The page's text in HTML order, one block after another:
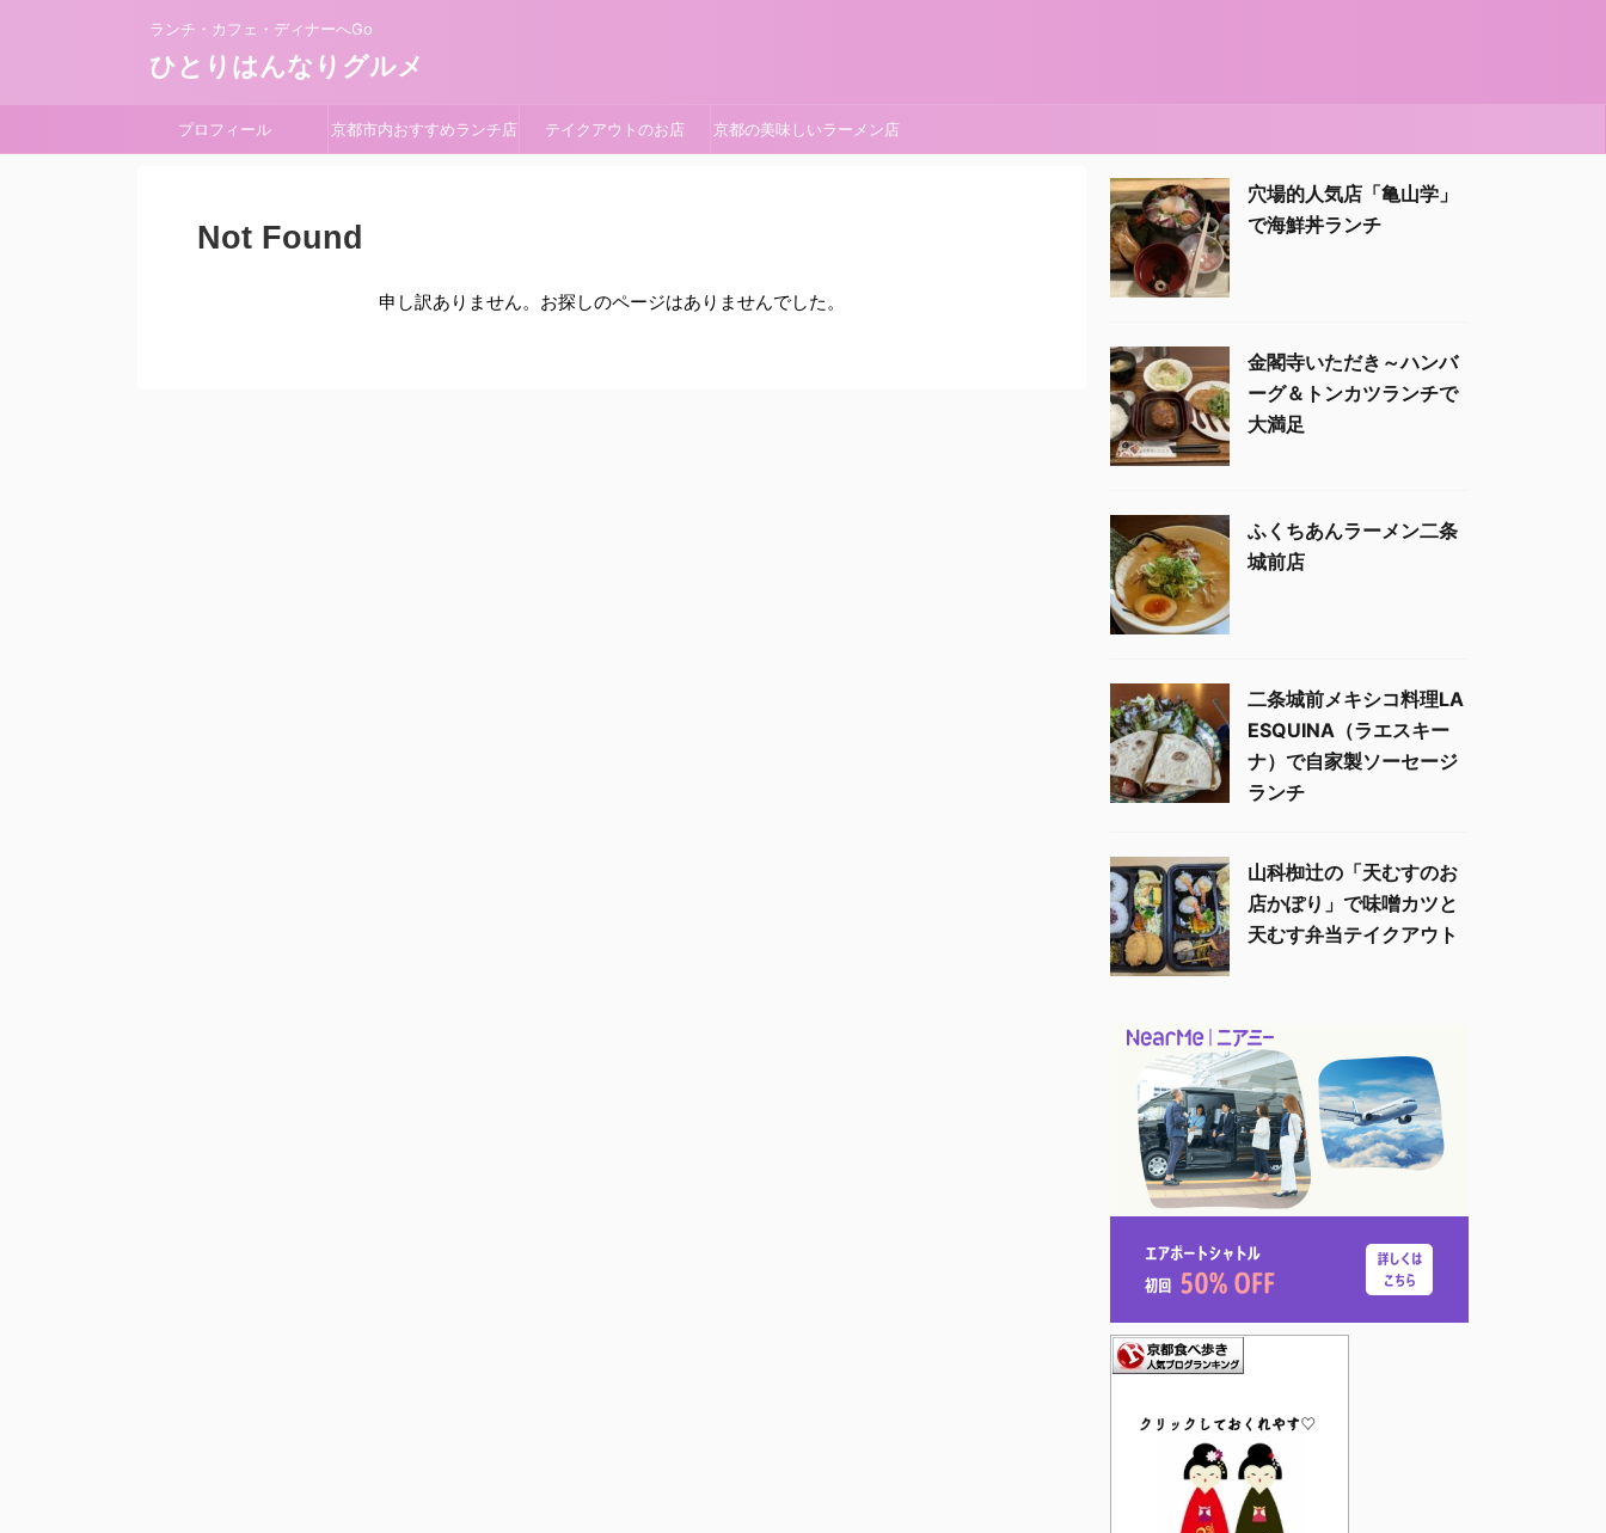
ランチ・カフェ・ディナーへGo
ひとりはんなりグルメ
プロフィール 京都市内おすすめランチ店 テイクアウトのお店 京都の美味しいラーメン店
Not Found
申し訳ありません。お探しのページはありませんでした。
穴場的人気店「亀山学」
で海鮮丼ランチ
金閣寺いただき～ハンバ
ーグ＆トンカツランチで
大満足
ふくちあんラーメン二条
城前店
二条城前メキシコ料理LA
ESQUINA（ラエスキー
ナ）で自家製ソーセージ
ランチ
山科椥辻の「天むすのお
店かぽり」で味噌カツと
天むす弁当テイクアウト